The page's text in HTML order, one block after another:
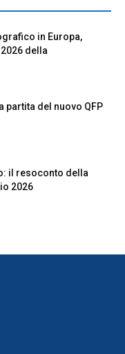
in Europa,
della
partita del nuovo QFP
il resoconto della
2026